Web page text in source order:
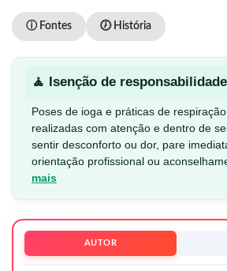
ⓘ Fontes 🕖 História
🧘 Isenção de
Poses de ioga e práticas de
realizadas com atenção e dentro de
sentir desconforto ou dor, pare
orientação profissional ou
mais
AUTOR